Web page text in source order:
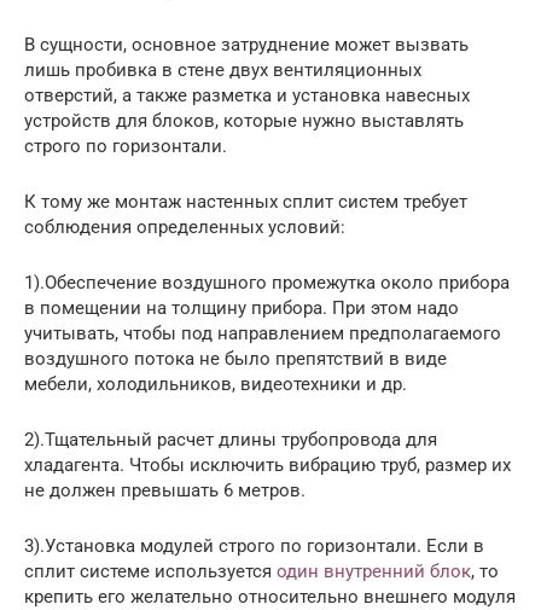
В сущности, основное затруднение может вызвать
лишь пробивка в стене двух вентиляционных
отверстий, а также разметка и установка навесных
устройств для блоков, которые нужно выставлять
строго по горизонтали.
К тому же монтаж настенных сплит систем требует
соблюдения определенных условий:
1).Обеспечение воздушного промежутка около прибора
в помещении на толщину прибора. При этом надо
учитывать, чтобы под направлением предполагаемого
воздушного потока не было препятствий в виде
мебели, холодильников, видеотехники и др.
2).Тщательный расчет длины трубопровода для
хладагента. Чтобы исключить вибрацию труб, размер их
не должен превышать 6 метров.
3).Установка модулей строго по горизонтали. Если в
сплит системе используется один внутренний блок, то
крепить его желательно относительно внешнего модуля